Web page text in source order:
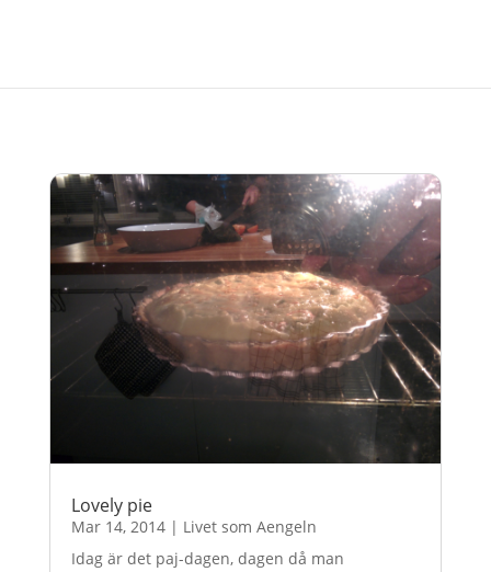
Lovely pie
Mar 14, 2014| Livet som Aengeln
Idag är det paj-dagen, dagen då man